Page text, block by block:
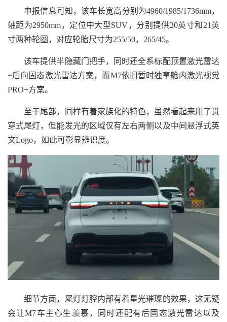
申报信息可知，该车长宽高分别为4960/1985/1736mm，
轴距为2950mm，定位中大型SUV，分别提供20英寸和21英
寸两种轮圈，对应轮胎尺寸为255/50，265/45。
该车提供半隐藏门把手，同时还全系标配顶置激光雷达
+后向固态激光雷达方案，而M7依旧暂时独享舱内激光视觉
PRO+方案。
至于尾部，同样有着家族化的特色，虽然看起来用了贯
穿式尾灯，但能发光的区域仅有左右两侧以及中间悬浮式英
文Logo，如此可彰显辨识度。
细节方面，尾灯灯腔内部有着星光璀璨的效果，这无疑
会让M7车主心生羡慕，同时还配有后固态激光雷达以及